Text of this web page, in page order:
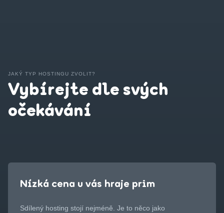
JAKÝ TYP HOSTINGU ZVOLIT?
Vybírejte dle svých
očekávání
Nízká cena u vás hraje prim
Sdílený hosting stojí nejméně. Je to něco jako